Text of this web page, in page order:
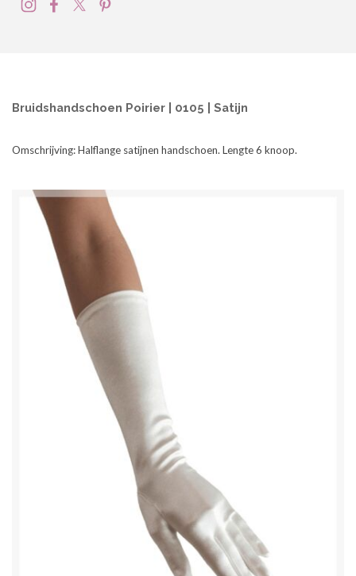
Bruidshandschoen Poirier | 0105 | Satijn
Omschrijving:Halflange satijnen handschoen. Lengte 6 knoop.